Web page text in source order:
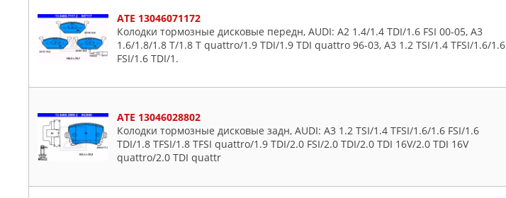
ATE 13046071172
Колодки тормозные дисковые передн, AUDI: A2 1.4/1.4 TDI/1.6 FSI 00-05, A3
1.6/1.8/1.8 T/1.8 T quattro/1.9 TDI/1.9 TDI quattro 96-03, A3 1.2 TSI/1.4 TFSI/1.6/1.6
FSI/1.6 TDI/1.
ATE 13046028802
Колодки тормозные дисковые задн, AUDI: A3 1.2 TSI/1.4 TFSI/1.6/1.6 FSI/1.6
TDI/1.8 TFSI/1.8 TFSI quattro/1.9 TDI/2.0 FSI/2.0 TDI/2.0 TDI 16V/2.0 TDI 16V
quattro/2.0 TDI quattr